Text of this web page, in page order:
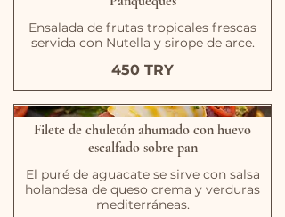
Ensalada de frutas tropicales frescas
servida con Nutella y sirope de arce.
450 TRY
Filete de chuletón ahumado con huevo
escalfado sobre pan
El puré de aguacate se sirve con salsa
holandesa de queso crema y verduras
mediterráneas.